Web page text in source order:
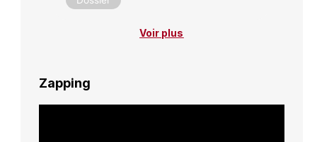
Voir plus
Zapping